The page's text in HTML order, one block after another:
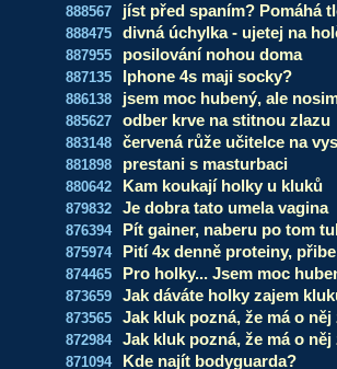
888567 jíst před spaním? Pomáhá
888475 divná úchylka - ujetej na
887955 posilování nohou doma
887135 Iphone 4s maji socky?
886138 jsem moc hubený, ale
885627 odber krve na stitnou zlazu
883148 červená růže učitelce na
881898 prestani s masturbaci
880642 Kam koukají holky u kluků
879832 Je dobra tato umela vagina
876394 Pít gainer, naberu po tom
875974 Pití 4x denně proteiny,
874465 Pro holky... Jsem moc
873659 Jak dáváte holky zajem
873565 Jak kluk pozná, že má o něj
872984 Jak kluk pozná, že má o
871094 Kde najít bodyguarda?